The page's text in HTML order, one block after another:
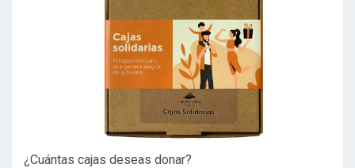
¿Cuántas cajas deseas donar?